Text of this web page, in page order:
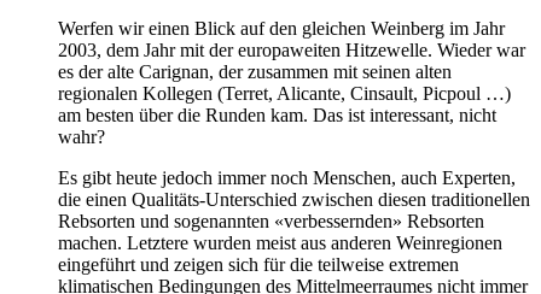
Werfen wir einen Blick auf den gleichen Weinberg im Jahr
2003, dem Jahr mit der europaweiten Hitzewelle. Wieder war
es der alte Carignan, der zusammen mit seinen alten
regionalen Kollegen (Terret, Alicante, Cinsault, Picpoul …)
am besten über die Runden kam. Das ist interessant, nicht
wahr?
Es gibt heute jedoch immer noch Menschen, auch Experten,
die einen Qualitäts-Unterschied zwischen diesen traditionellen
Rebsorten und sogenannten «verbessernden» Rebsorten
machen. Letztere wurden meist aus anderen Weinregionen
eingeführt und zeigen sich für die teilweise extremen
klimatischen Bedingungen des Mittelmeerraumes nicht immer